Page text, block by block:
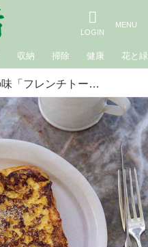
収納 掃除 健康 花と緑
喫茶店の味「フレンチトースト」のつくり方。外はこんがり、中はとろとろ！お茶時間に楽しむ軽やかなおやつ／菓子研究家・長田佳子さん